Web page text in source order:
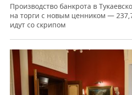
Производство банкрота в
на торги с новым ценником —
идут со скрипом